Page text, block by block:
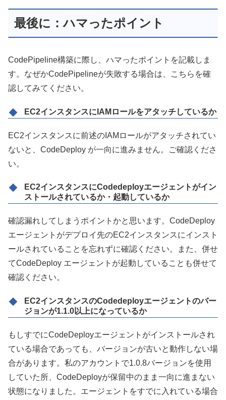
最後に：ハマったポイント
CodePipeline構築に際し、ハマったポイントを記載しま
す。なぜかCodePipelineが失敗する場合は、こちらを確
認してみてください。
EC2インスタンスにIAMロールをアタッチしているか
EC2インスタンスに前述のIAMロールがアタッチされてい
ないと、CodeDeploy が一向に進みません。ご確認くださ
い。
EC2インスタンスにCodedeployエージェントがイン
ストールされているか・起動しているか
確認漏れしてしまうポイントかと思います。CodeDeploy
エージェントがデプロイ先のEC2インスタンスにインスト
ールされていることを忘れずに確認ください。また、併せ
てCodeDeploy エージェントが起動していることも併せて
確認ください。
EC2インスタンスのCodedeployエージェントのバー
ジョンが1.1.0以上になっているか
もしすでにCodeDeployエージェントがインストールされ
ている場合であっても、バージョンが古いと動作しない場
合があります。私のアカウントで1.0.8バージョンを使用
していた所、CodeDeployが保留中のまま一向に進まない
状態になりました。エージェントをすでに入れている場合